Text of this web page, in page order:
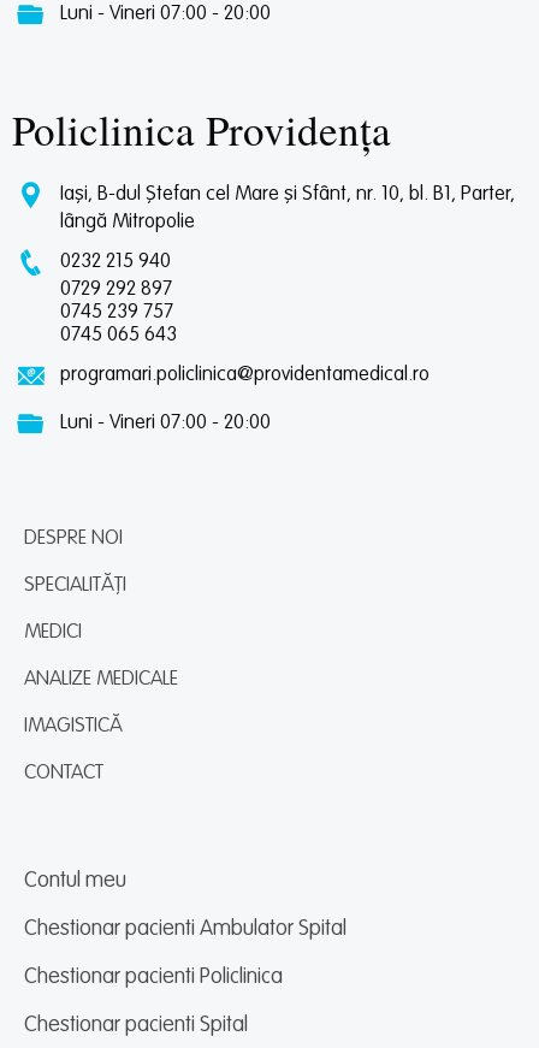
Luni - Vineri 07:00 - 20:00
Policlinica Providența
Iași, B-dul Ștefan cel Mare și Sfânt, nr. 10, bl. B1, Parter,
lângă Mitropolie
0232 215 940
0729 292 897
0745 239 757
0745 065 643
programari.policlinica@providentamedical.ro
Luni - Vineri 07:00 - 20:00
DESPRE NOI
SPECIALITĂȚI
MEDICI
ANALIZE MEDICALE
IMAGISTICĂ
CONTACT
Contul meu
Chestionar pacienti Ambulator Spital
Chestionar pacienti Policlinica
Chestionar pacienti Spital